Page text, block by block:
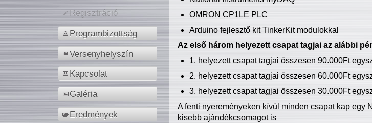
Regisztráció
Programbizottság
Versenyhelyszín
Kapcsolat
Galéria
Eredmények
OMRON CP1LE PLC
Arduino fejlesztő kit TinkerKit modulokkal
Az első három helyezett csapat tagjai az alábbi
1. helyezett csapat tagjai összesen 90.000Ft
2. helyezett csapat tagjai összesen 60.000Ft
3. helyezett csapat tagjai összesen 30.000Ft
A fenti nyereményeken kívül minden csapat kap egy
kisebb ajándékcsomagot is